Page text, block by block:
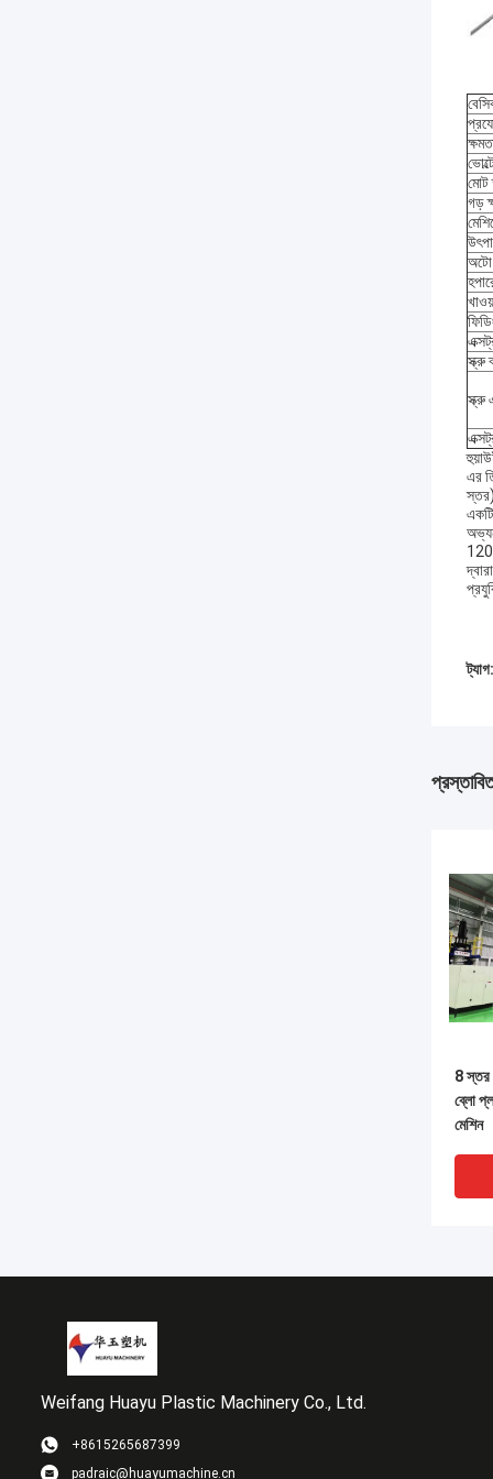
মোট
গড়
অটো
স্ক্রু
স্ক্রু
এর
120
ট্যাগ:
8 স্তর
ব্লো
মেশিন
Weifang Huayu Plastic Machinery Co., Ltd.
+8615265687399
padraic@huayumachine.cn